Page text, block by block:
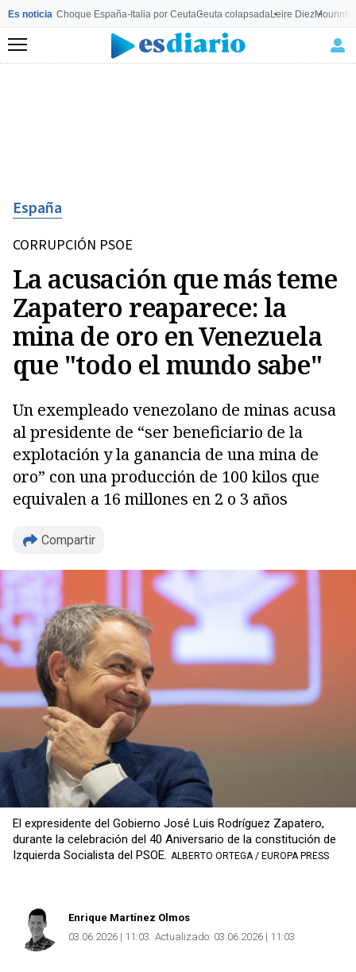
Es noticia Choque España-Italia por CeutaCeuta colapsadaLeire Diez
Menú
España
CORRUPCIÓN PSOE
La acusación que más teme
Zapatero reaparece: la
mina de oro en Venezuela
que "todo el mundo sabe"
Un exempleado venezolano de minas acusa
al presidente de “ser beneficiario de la
explotación y la ganancia de una mina de
oro” con una producción de 100 kilos que
equivalen a 16 millones en 2 o 3 años
Compartir
Copiar
El expresidente del Gobierno José Luis Rodríguez Zapatero,
durante la celebración del 40 Aniversario de la constitución de
Izquierda Socialista del PSOE. ALBERTO ORTEGA / EUROPA PRESS
Enrique Martínez Olmos
03.06.2026 | 11:03 Actualizado: 03.06.2026 | 11:03